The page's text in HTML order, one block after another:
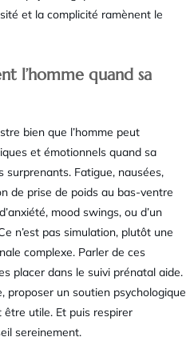
et la complicité ramènent le
l’homme quand sa
bien que l’homme peut
et émotionnels quand sa
Fatigue, nausées,
de prise de poids au bas-ventre
mood swings, ou d’un
n’est pas simulation, plutôt une
complexe. Parler de ces
placer dans le suivi prénatal aide.
proposer un soutien psychologique
utile. Et puis respirer
sereinement.